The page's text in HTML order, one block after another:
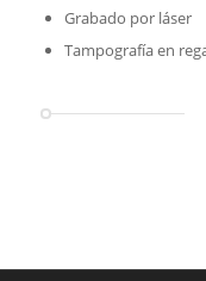
Grabado por láser
Tampografía en